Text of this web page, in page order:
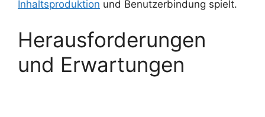
Inhaltsproduktion und Benutzerbindung spielt.
Herausforderungen
und Erwartungen